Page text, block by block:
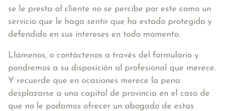
se le presta al cliente no se percibe por este como un
servicio que le haga sentir que ha estado protegido y
defendido en sus intereses en todo momento.
Llámenos, o contáctenos a través del formulario y
pondremos a su disposición al profesional que merece.
Y recuerde que en ocasiones merece la pena
desplazarse a una capital de provincia en el caso de
que no le podamos ofrecer un abogado de estas